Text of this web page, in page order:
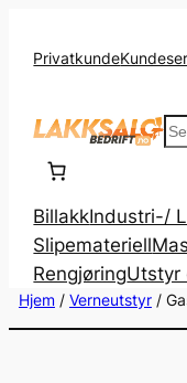
Privatkunde
BillakkIndustri-/
Slipemateriell
RengjøringUtstyr
Hjem/ Verneutstyr/